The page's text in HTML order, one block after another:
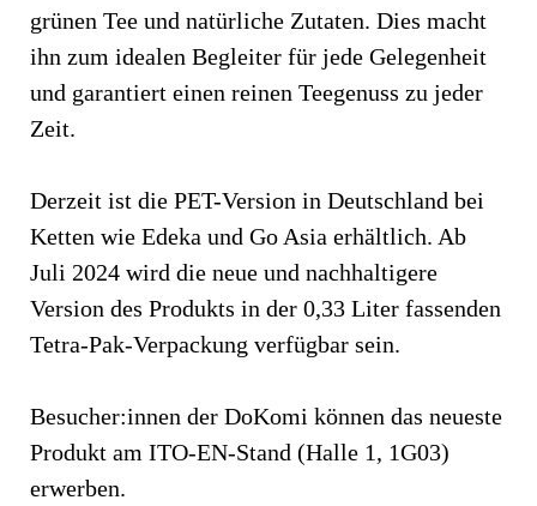
grünen Tee und natürliche Zutaten. Dies macht
ihn zum idealen Begleiter für jede Gelegenheit
und garantiert einen reinen Teegenuss zu jeder
Zeit.
Derzeit ist die PET-Version in Deutschland bei
Ketten wie Edeka und Go Asia erhältlich. Ab
Juli 2024 wird die neue und nachhaltigere
Version des Produkts in der 0,33 Liter fassenden
Tetra-Pak-Verpackung verfügbar sein.
Besucher:innen der DoKomi können das neueste
Produkt am ITO-EN-Stand (Halle 1, 1G03)
erwerben.